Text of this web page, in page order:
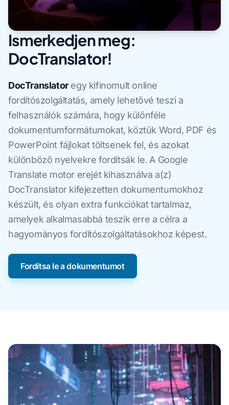
Ismerkedjen meg:
DocTranslator!
DocTranslatoregy kifinomult online
fordítószolgáltatás, amely lehetővé teszi a
felhasználók számára, hogy különféle
dokumentumformátumokat, köztük Word, PDF és
PowerPoint fájlokat töltsenek fel, és azokat
különböző nyelvekre fordítsák le. A Google
Translate motor erejét kihasználva a(z)
DocTranslator kifejezetten dokumentumokhoz
készült, és olyan extra funkciókat tartalmaz,
amelyek alkalmasabbá teszik erre a célra a
hagyományos fordítószolgáltatásokhoz képest.
Fordítsa le a dokumentumot